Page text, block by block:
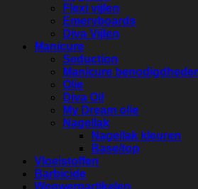
Flexi vijlen
Emeryboards
Diva Vijlen
Manicure
Seduction
Manicure
Olie
Diva Oil
My Dream olie
Nagellak
Nagellak kleuren
Base/top
Vloeistoffen
Barbicide